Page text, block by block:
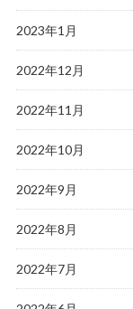
2023年1月
2022年12月
2022年11月
2022年10月
2022年9月
2022年8月
2022年7月